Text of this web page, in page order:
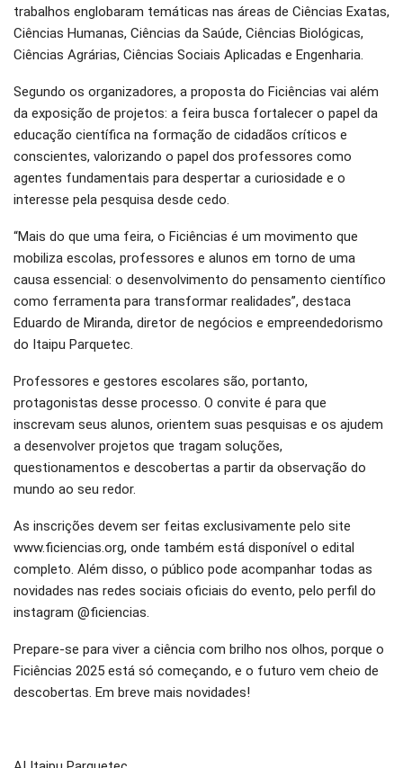
trabalhos englobaram temáticas nas áreas de Ciências Exatas,
Ciências Humanas, Ciências da Saúde, Ciências Biológicas,
Ciências Agrárias, Ciências Sociais Aplicadas e Engenharia.
Segundo os organizadores, a proposta do Ficiências vai além
da exposição de projetos: a feira busca fortalecer o papel da
educação científica na formação de cidadãos críticos e
conscientes, valorizando o papel dos professores como
agentes fundamentais para despertar a curiosidade e o
interesse pela pesquisa desde cedo.
“Mais do que uma feira, o Ficiências é um movimento que
mobiliza escolas, professores e alunos em torno de uma
causa essencial: o desenvolvimento do pensamento científico
como ferramenta para transformar realidades”, destaca
Eduardo de Miranda, diretor de negócios e empreendedorismo
do Itaipu Parquetec.
Professores e gestores escolares são, portanto,
protagonistas desse processo. O convite é para que
inscrevam seus alunos, orientem suas pesquisas e os ajudem
a desenvolver projetos que tragam soluções,
questionamentos e descobertas a partir da observação do
mundo ao seu redor.
As inscrições devem ser feitas exclusivamente pelo site
www.ficiencias.org, onde também está disponível o edital
completo. Além disso, o público pode acompanhar todas as
novidades nas redes sociais oficiais do evento, pelo perfil do
instagram @ficiencias.
Prepare-se para viver a ciência com brilho nos olhos, porque o
Ficiências 2025 está só começando, e o futuro vem cheio de
descobertas. Em breve mais novidades!